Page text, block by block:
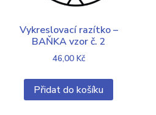
Vykreslovací razítko –
BAŇKA vzor č. 2
46,00 Kč
Přidat do košíku